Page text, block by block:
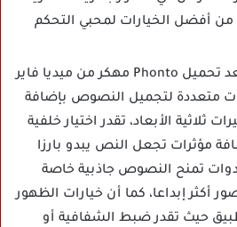
من أفضل الخيارات لمحبي التحكم
بعد تحميل Phonto مهكر من ميديا فاير
متعددة لتجميل النصوص بإضافة
ثلاثية الأبعاد، تقدر اختيار خلفية
مؤثرات تجعل النص يبدو بارزا
تمنح النصوص جاذبية خاصة
أكثر إبداعا، كما أن خيارات الظهور
حيث تقدر ضبط الشفافية أو